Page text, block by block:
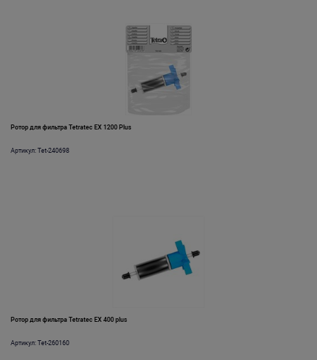
Ротор для фильтра Tetratec EX 1200 Plus
Артикул: Tet-240698
Ротор для фильтра Tetratec EX 400 plus
Артикул: Tet-260160